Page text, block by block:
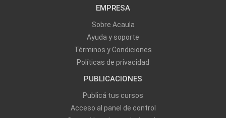
EMPRESA
Sobre Acaula
Ayuda y soporte
Términos y Condiciones
Políticas de privacidad
PUBLICACIONES
Publicá tus cursos
Acceso al panel de control